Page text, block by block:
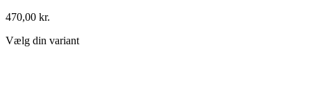
470,00 kr.
Vælg din variant